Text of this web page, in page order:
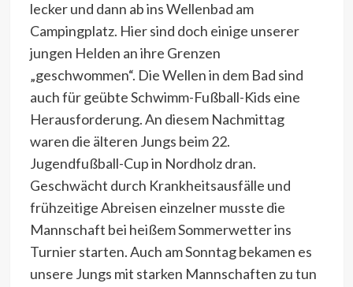
lecker und dann ab ins Wellenbad am
Campingplatz. Hier sind doch einige unserer
jungen Helden an ihre Grenzen
„geschwommen“. Die Wellen in dem Bad sind
auch für geübte Schwimm-Fußball-Kids eine
Herausforderung. An diesem Nachmittag
waren die älteren Jungs beim 22.
Jugendfußball-Cup in Nordholz dran.
Geschwächt durch Krankheitsausfälle und
frühzeitige Abreisen einzelner musste die
Mannschaft bei heißem Sommerwetter ins
Turnier starten. Auch am Sonntag bekamen es
unsere Jungs mit starken Mannschaften zu tun